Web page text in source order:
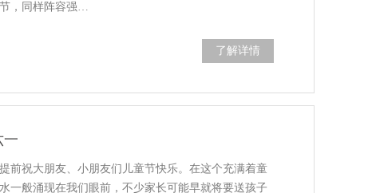
，同样阵容强…
了解详情
一
前祝大朋友、小朋友们儿童节快乐。在这个充满着童
一般涌现在我们眼前，不少家长可能早就将要送孩子